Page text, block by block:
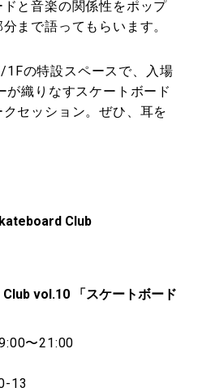
と音楽の関係性をポップ
まで語ってもらいます。
1Fの特設スペースで、入場
が織りなすスケートボード
セッション。ぜひ、耳を
Club
vol.10 「スケートボード
〜21:00
13